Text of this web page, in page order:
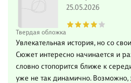
Твердая обложка
25.05.2026
Увлекательная история, но со
Сюжет интересно начинается и
словно стопорится ближе к
уже не так динамично. Возможно,